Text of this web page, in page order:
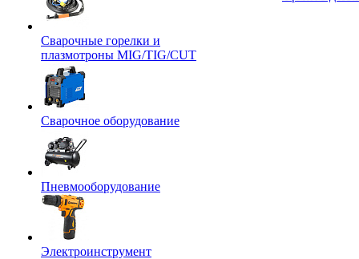
Сварочные горелки и
плазмотроны MIG/TIG/CUT
Сварочное оборудование
Пневмооборудование
Электроинструмент